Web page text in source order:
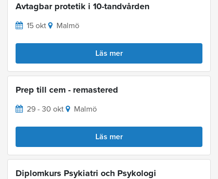
Avtagbar protetik i 10-tandvården
15 okt Malmö
Läs mer
Prep till cem - remastered
29 - 30 okt Malmö
Läs mer
Diplomkurs Psykiatri och Psykologi